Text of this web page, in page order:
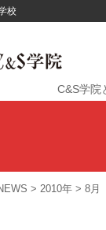
校
C&S学院
> 2010年 > 8月